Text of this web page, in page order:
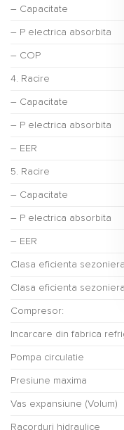
– Capacitate
– P electrica absorbita
– COP
4. Racire
– Capacitate
– P electrica absorbita
– EER
5. Racire
– Capacitate
– P electrica absorbita
– EER
Clasa eficienta
Clasa eficienta
Compresor:
Incarcare din fabrica
Pompa circulatie
Presiune maxima
Vas expansiune (Volum)
Racorduri hidraulice